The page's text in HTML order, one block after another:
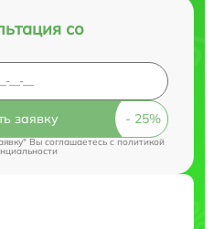
со
заявку
Вы соглашаетесь cполитикой